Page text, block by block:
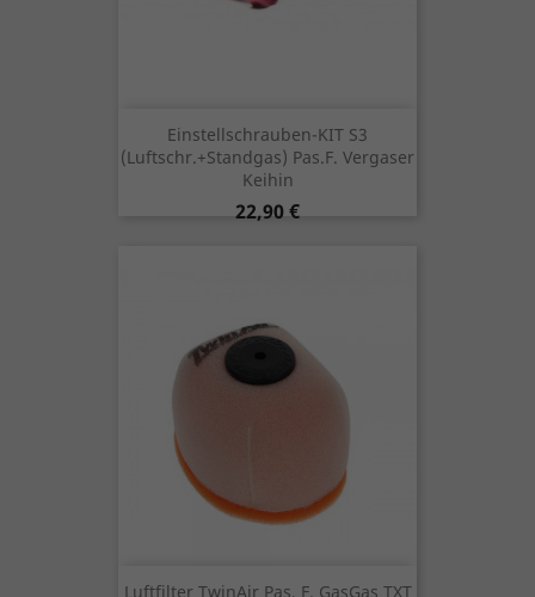
Einstellschrauben-KIT S3
(Luftschr.+Standgas) Pas.f. Vergaser
Keihin
Preis
22,90 €
Luftfilter TwinAir Pas. F. GasGas TXT